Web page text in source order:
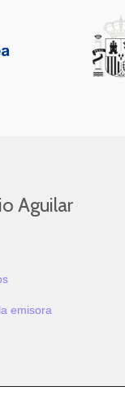
Aguilar
emisora